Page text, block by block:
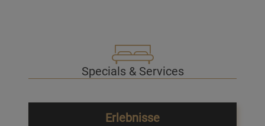
Specials & Services
Erlebnisse